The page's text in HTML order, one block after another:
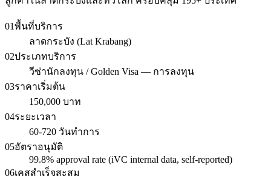
01พื้นที่บริการ
ลาดกระบัง (Lat Krabang)
02ประเภทบริการ
วีซ่านักลงทุน / Golden Visa — การลงทุน
03ราคาเริ่มต้น
150,000 บาท
04ระยะเวลา
60-720 วันทำการ
05อัตราอนุมัติ
99.8% approval rate (iVC internal data, self-reported)
06เคสสำเร็จสะสม